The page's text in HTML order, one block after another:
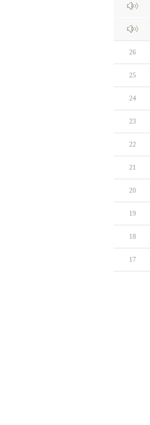
26
25
24
23
22
21
20
19
18
17